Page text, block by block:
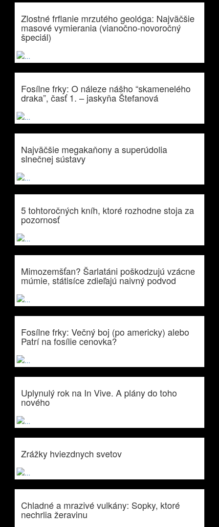
Zlostné frflanie mrzutého geológa: Najväčšie
masové vymierania (vianočno-novoročný
špeciál)
Fosílne frky: O náleze nášho “skamenelého
draka”, časť 1. – jaskyňa Štefanová
Najväčšie megakaňony a superúdolia
slnečnej sústavy
5 tohtoročných kníh, ktoré rozhodne stoja za
pozornosť
Mimozemšťan? Šarlatáni poškodzujú vzácne
múmie, státisíce zdieľajú naivný podvod
Fosílne frky: Večný boj (po americky) alebo
Patrí na fosílie cenovka?
Uplynulý rok na In Vive. A plány do toho
nového
Zrážky hviezdnych svetov
Chladné a mrazivé vulkány: Sopky, ktoré
nechrlia žeravinu